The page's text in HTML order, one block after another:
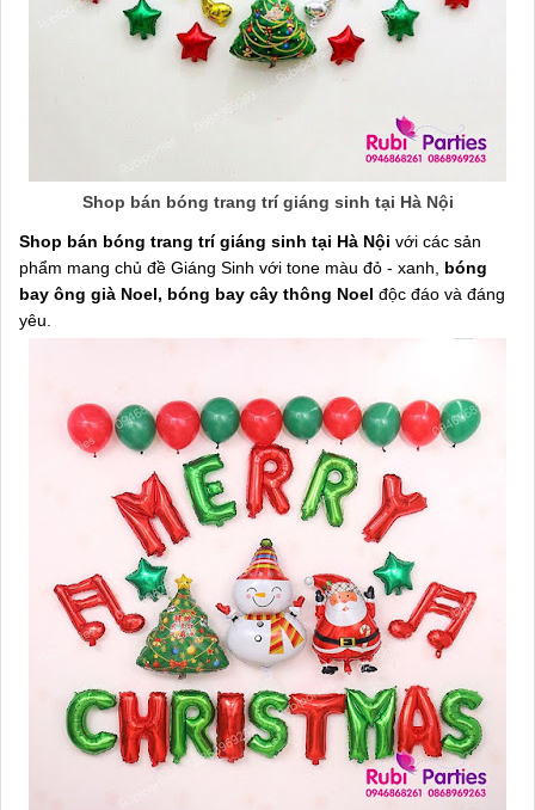
Shop bán bóng trang trí giáng sinh tại Hà Nội
Shop bán bóng trang trí giáng sinh tại Hà Nội với các sản
phẩm mang chủ đề Giáng Sinh với tone màu đỏ - xanh, bóng
bay ông già Noel, bóng bay cây thông Noel độc đáo và đáng
yêu.